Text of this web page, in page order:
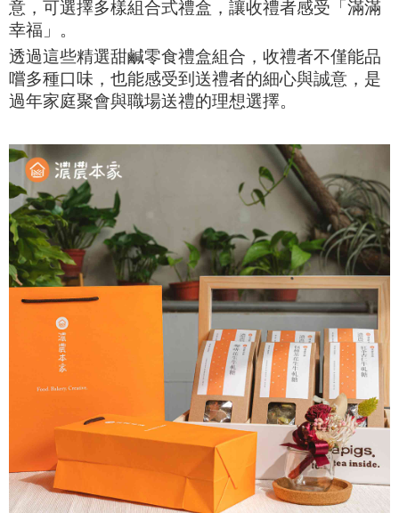
意，可選擇多樣組合式禮盒，讓收禮者感受「滿滿
幸福」。
透過這些精選甜鹹零食禮盒組合，收禮者不僅能品
嚐多種口味，也能感受到送禮者的細心與誠意，是
過年家庭聚會與職場送禮的理想選擇。